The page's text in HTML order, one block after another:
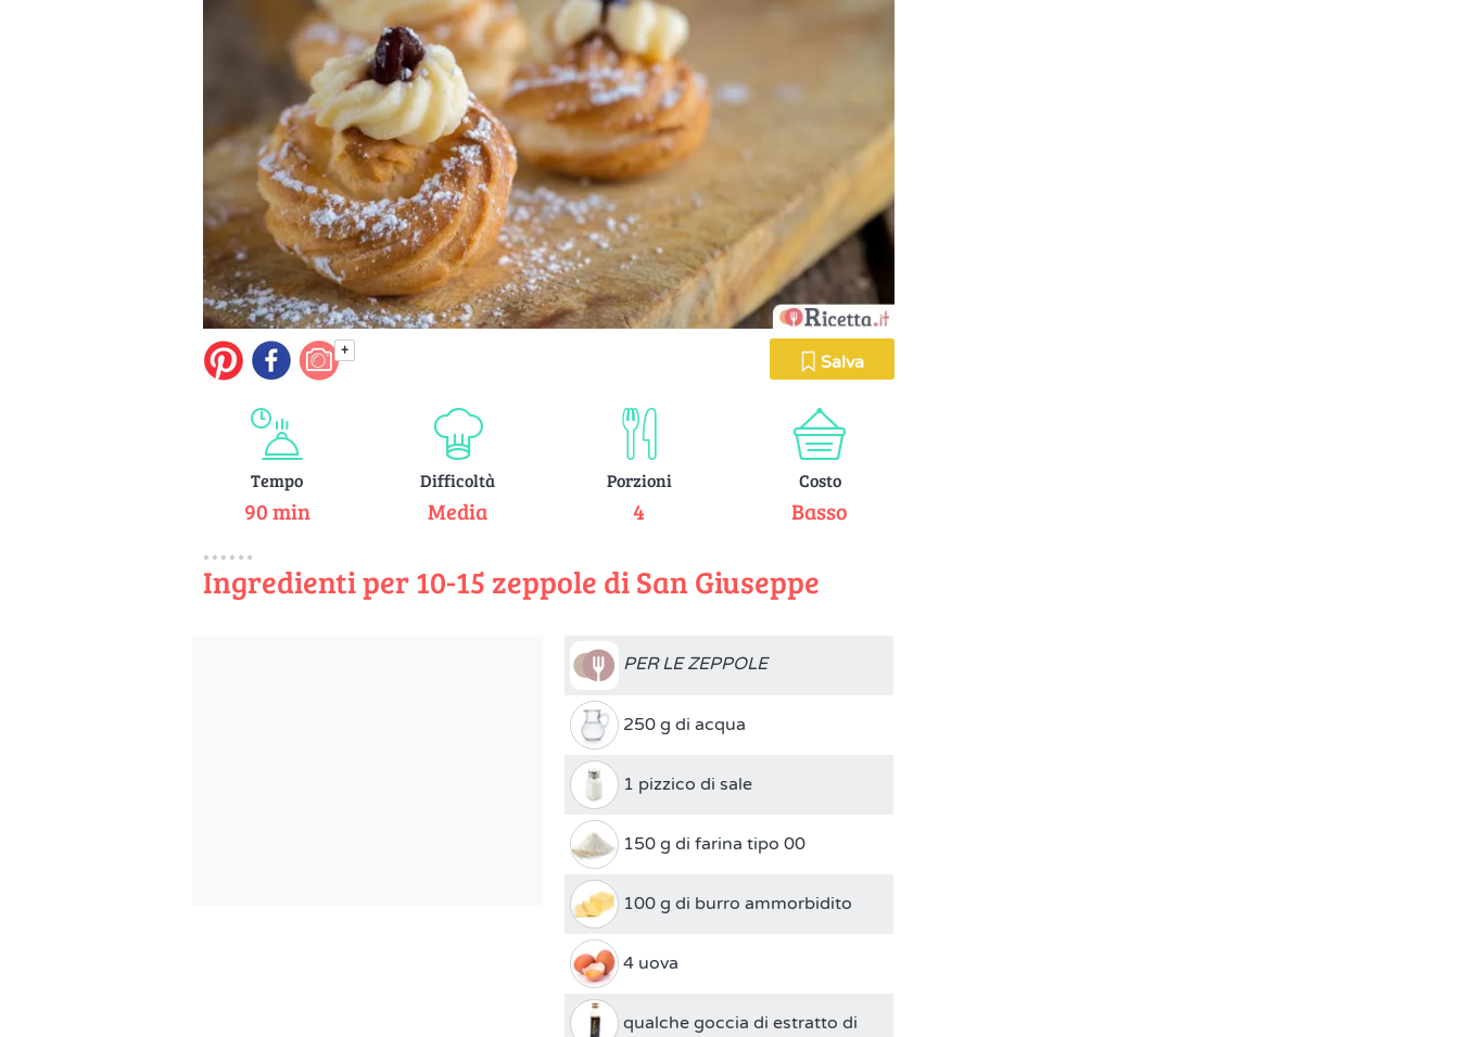
+
Salva
Tempo
90 min
Difficoltà
Media
Porzioni
4
Costo
Basso
Ingredienti per 10-15 zeppole di San Giuseppe
PER LE ZEPPOLE
250 g di acqua
1 pizzico di sale
150 g di farina tipo 00
100 g di burro ammorbidito
4 uova
qualche goccia di estratto di